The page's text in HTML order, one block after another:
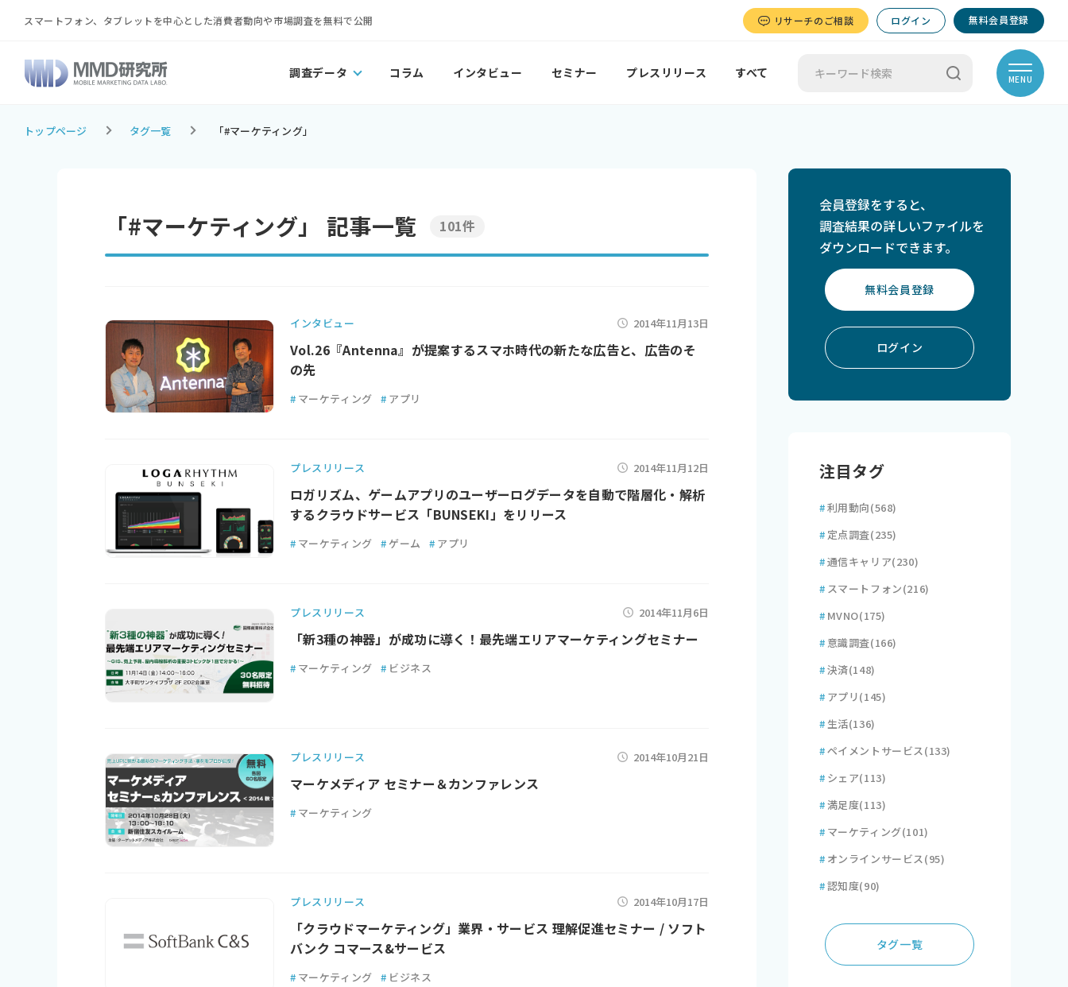
スマートフォン、タブレットを中心とした消費者動向や市場調査を無料で公開 リサーチのご相談 ログイン 無料会員登録
調査データ コラム インタビュー セミナー プレスリリース すべて MENU
トップページ タグ一覧 「#マーケティング」
「#マーケティング」 記事一覧 101件
インタビュー 2014年11月13日
Vol.26『Antenna』が提案するスマホ時代の新たな広告と、広告のそ
の先
# マーケティング # アプリ
プレスリリース 2014年11月12日
ロガリズム、ゲームアプリのユーザーログデータを自動で階層化・解析
するクラウドサービス「BUNSEKI」をリリース
# マーケティング # ゲーム # アプリ
プレスリリース 2014年11月6日
「新3種の神器」が成功に導く！最先端エリアマーケティングセミナー
# マーケティング # ビジネス
プレスリリース 2014年10月21日
マーケメディア セミナー＆カンファレンス
# マーケティング
プレスリリース 2014年10月17日
「クラウドマーケティング」業界・サービス 理解促進セミナー / ソフト
バンク コマース&サービス
# マーケティング # ビジネス
会員登録をすると、
調査結果の詳しいファイルを
ダウンロードできます。
無料会員登録
ログイン
注目タグ
#利用動向(568)
# 定点調査(235)
#通信キャリア(230)
# スマートフォン(216)
# MVNO(175)
# 意識調査(166)
#決済(148)
# アプリ(145)
# 生活(136)
#ペイメントサービス(133)
# シェア(113)
#満足度(113)
# マーケティング(101)
# オンラインサービス(95)
#認知度(90)
タグ一覧